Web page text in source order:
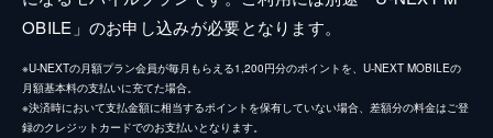
OBILE」のお申し込みが必要となります。
※U-NEXTの月額プラン会員が毎月もらえる1,200円分のポイントを、U-NEXT MOBILEの
月額基本料の支払いに充てた場合。
※決済時において支払金額に相当するポイントを保有していない場合、差額分の料金はご登
録のクレジットカードでのお支払いとなります。